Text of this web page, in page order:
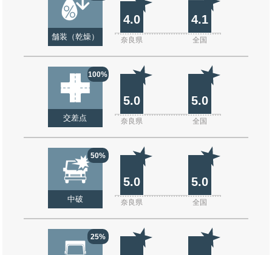
舗装（乾燥）
4.0 4.1
奈良県 全国
100%
交差点
5.0 5.0
奈良県 全国
50%
中破
5.0 5.0
奈良県 全国
25%